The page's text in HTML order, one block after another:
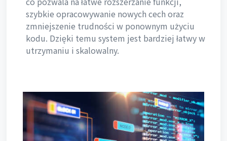
szybkie opracowywanie nowych cech oraz
zmniejszenie trudności w ponownym użyciu
kodu. Dzięki temu system jest bardziej łatwy w
utrzymaniu i skalowalny.